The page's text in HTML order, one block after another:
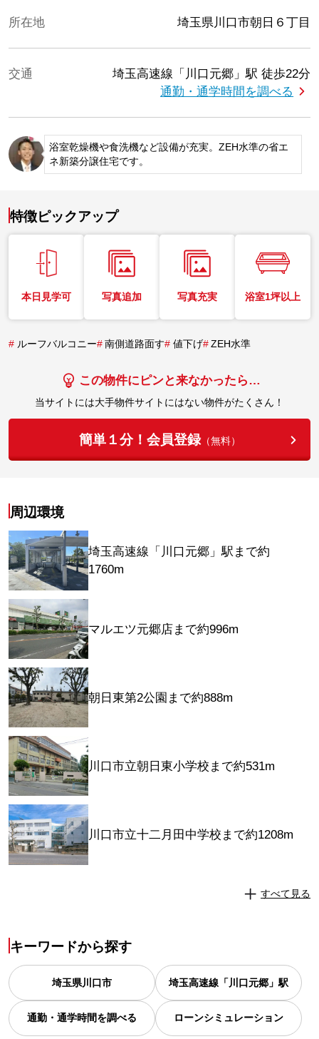
所在地 埼玉県川口市朝日６丁目
交通 埼玉高速線「川口元郷」駅 徒歩22分
通勤・通学時間を調べる
浴室乾燥機や食洗機など設備が充実。ZEH水準の省エ
ネ新築分譲住宅です。
特徴ピックアップ
本日見学可 写真追加 写真充実 浴室1坪以上
# ルーフバルコニー# 南側道路面す# 値下げ# ZEH水準
この物件にピンと来なかったら…
当サイトには大手物件サイトにはない物件がたくさん！
簡単１分！会員登録（無料）
周辺環境
埼玉高速線「川口元郷」駅まで約
1760m
マルエツ元郷店まで約996m
朝日東第2公園まで約888m
川口市立朝日東小学校まで約531m
川口市立十二月田中学校まで約1208m
すべて見る
キーワードから探す
埼玉県川口市 埼玉高速線「川口元郷」駅
通勤・通学時間を調べる ローンシミュレーション